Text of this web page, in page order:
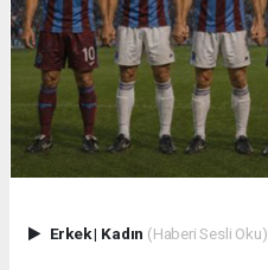
Erkek| Kadın (Haberi Sesli Oku)